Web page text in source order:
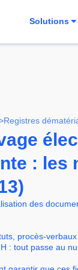
Solutions
Registres
: les
des
procès-
: tout passe au